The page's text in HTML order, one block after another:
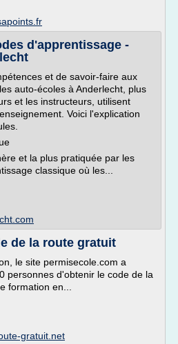
d'apprentissage -
et de savoir-faire aux
auto-écoles à Anderlecht, plus
et les instructeurs, utilisent
Voici l'explication
et la plus pratiquée par les
classique où les...
de la route gratuit
le site permisecole.com a
personnes d'obtenir le code de la
formation en...
gratuit.net